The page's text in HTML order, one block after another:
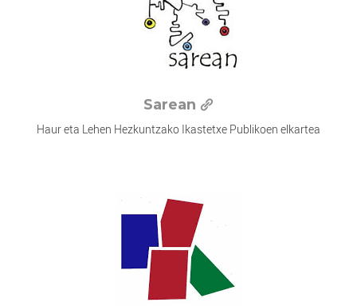
Sarean
Haur eta Lehen Hezkuntzako Ikastetxe Publikoen elkartea